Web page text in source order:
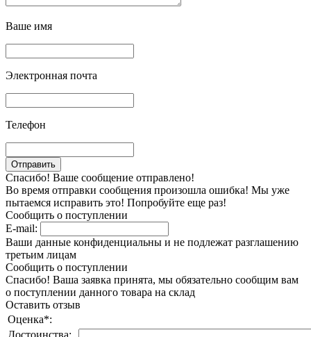
Ваше имя
Электронная почта
Телефон
Спасибо! Ваше сообщение отправлено!
Во время отправки сообщения произошла ошибка! Мы уже
пытаемся исправить это! Попробуйте еще раз!
Сообщить о поступлении
E-mail:
Ваши данные конфиденциальны и не подлежат разглашению
третьим лицам
Сообщить о поступлении
Спасибо! Ваша заявка принята, мы обязательно сообщим вам
о поступлении данного товара на склад
Оставить отзыв
Оценка*: